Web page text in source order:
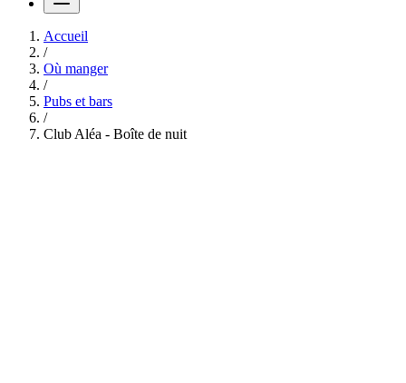
Accueil
/
Où manger
/
Pubs et bars
/
Club Aléa - Boîte de nuit